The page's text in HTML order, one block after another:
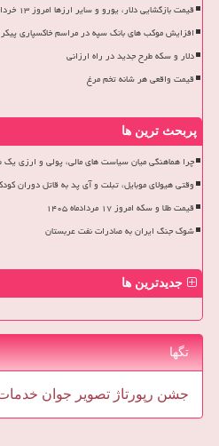
قیمت بازگشایی دلار، یورو و سایر ارزها امروز ۱۳ خرداد ۱۴۰۵ بهمراه جدول
افزایش موکب های بانک سپه در مراسم خاکسپاری پیکر
دلار و سکه طرح جدید در راه ارزانی
قیمت واقعی هر شانه تخم مرغ
پربحث ترین ها
چرا هماهنگی میان سیاست های مالی، پولی و ارزی
وقتی هیولای موبایل، تبلت و آی پد به قاتل دوران
قیمت طلا و سکه امروز ۱۷ مردادماه ۱۴۰۵
شوک جنگ ایران به صادرات نفت عربستان
جدیدترین ها
تگها
جشن رپورتاژ تصویر جوان